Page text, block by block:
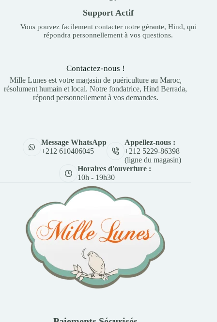
Support Actif
Vous pouvez facilement contacter notre gérante, Hind, qui
répondra personnellement à vos questions.
Contactez-nous !
Mille Lunes est votre magasin de puériculture au Maroc,
résolument humain et local. Notre fondatrice, Hind Berrada,
répond personnellement à vos demandes.
Message WhatsApp
+212 610406045
Appellez-nous :
+212 5229-86398
(ligne du magasin)
Horaires d'ouverture :
10h - 19h30